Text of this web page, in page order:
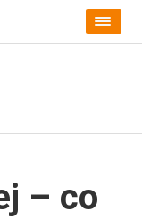
– co